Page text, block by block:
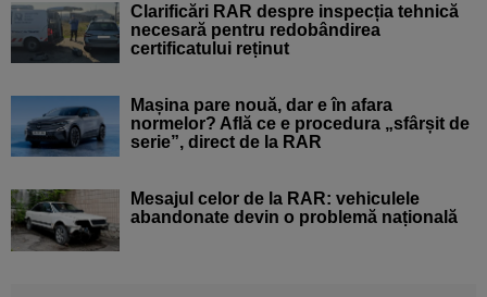
Clarificări RAR despre inspecția tehnică
necesară pentru redobândirea
certificatului reținut
Mașina pare nouă, dar e în afara
normelor? Află ce e procedura „sfârșit de
serie”, direct de la RAR
Mesajul celor de la RAR: vehiculele
abandonate devin o problemă națională